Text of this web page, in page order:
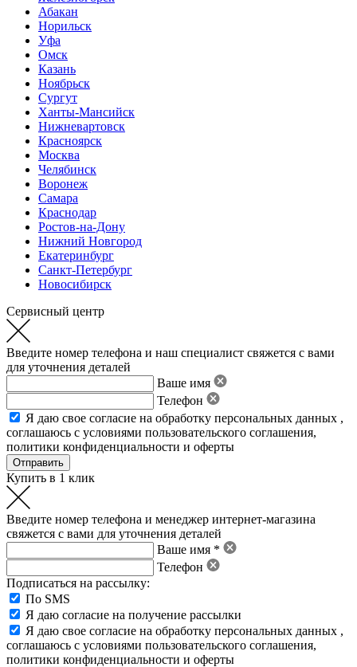
Абакан
Норильск
Уфа
Омск
Казань
Ноябрьск
Сургут
Ханты-Мансийск
Нижневартовск
Красноярск
Москва
Челябинск
Воронеж
Самара
Краснодар
Ростов-на-Дону
Нижний Новгород
Екатеринбург
Санкт-Петербург
Новосибирск
Сервисный центр
Введите номер телефона и наш специалист свяжется с вами
для уточнения деталей
Ваше имя
Телефон
Я даю свое согласие на обработку персональных данных ,
соглашаюсь с условиями пользовательского соглашения,
политики конфиденциальности и оферты
Купить в 1 клик
Введите номер телефона и менеджер интернет-магазина
свяжется с вами для уточнения деталей
Ваше имя *
Телефон
Подписаться на рассылку:
По SMS
Я даю согласие на получение рассылки
Я даю свое согласие на обработку персональных данных ,
соглашаюсь с условиями пользовательского соглашения,
политики конфиденциальности и оферты